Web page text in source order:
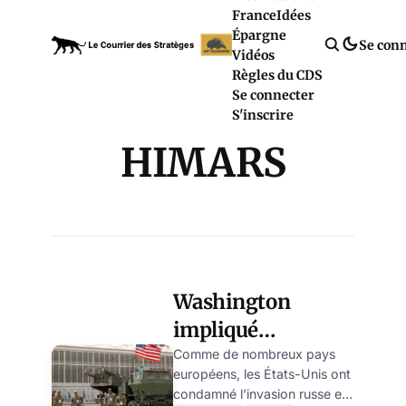
FranceIdées
Épargne
Vidéos
Règles du CDS
Se connecter
S'inscrire
Se
HIMARS
Washington
impliqué
directement dans
le conflit en
Comme de nombreux pays
européens, les États-Unis ont
condamné l’invasion russe en